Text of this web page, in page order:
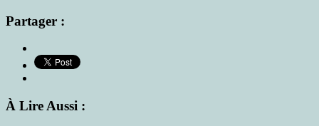
Partager :
À Lire Aussi :